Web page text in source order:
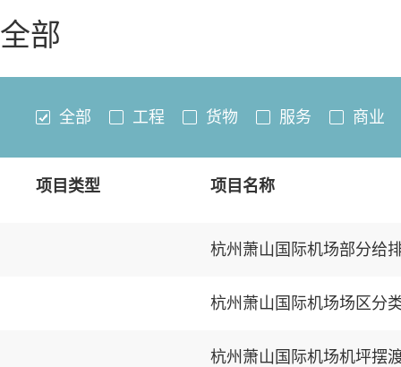
全部
全部 工程 货物 服务 商业
项目类型 项目名称
杭州萧山国际机场部分给
杭州萧山国际机场场区分
杭州萧山国际机场机坪摆